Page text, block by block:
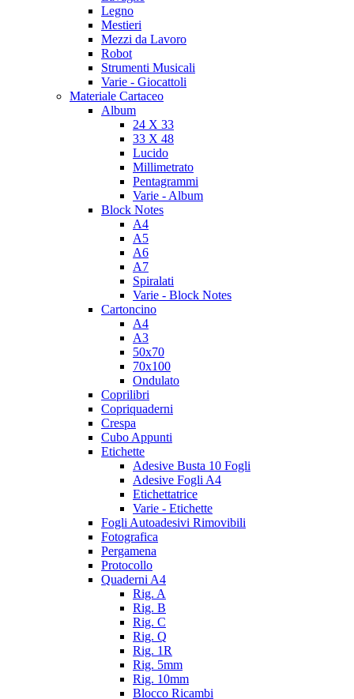
Legno
Mestieri
Mezzi da Lavoro
Robot
Strumenti Musicali
Varie - Giocattoli
Materiale Cartaceo
Album
24 X 33
33 X 48
Lucido
Millimetrato
Pentagrammi
Varie - Album
Block Notes
A4
A5
A6
A7
Spiralati
Varie - Block Notes
Cartoncino
A4
A3
50x70
70x100
Ondulato
Coprilibri
Copriquaderni
Crespa
Cubo Appunti
Etichette
Adesive Busta 10 Fogli
Adesive Fogli A4
Etichettatrice
Varie - Etichette
Fogli Autoadesivi Rimovibili
Fotografica
Pergamena
Protocollo
Quaderni A4
Rig. A
Rig. B
Rig. C
Rig. Q
Rig. 1R
Rig. 5mm
Rig. 10mm
Blocco Ricambi